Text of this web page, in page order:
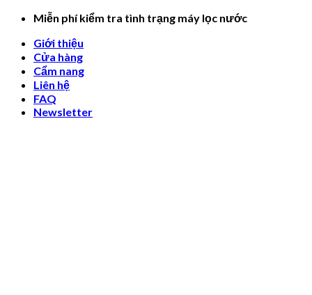
Skip
content
Miễn phí kiểm tra tình trạng máy lọc nước
Giới thiệu
Cửa hàng
Cẩm nang
Liên hệ
FAQ
Newsletter